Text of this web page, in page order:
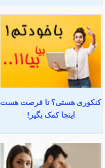
کنکوری هستی؟ تا فرصت هست
اینجا کمک بگیر!